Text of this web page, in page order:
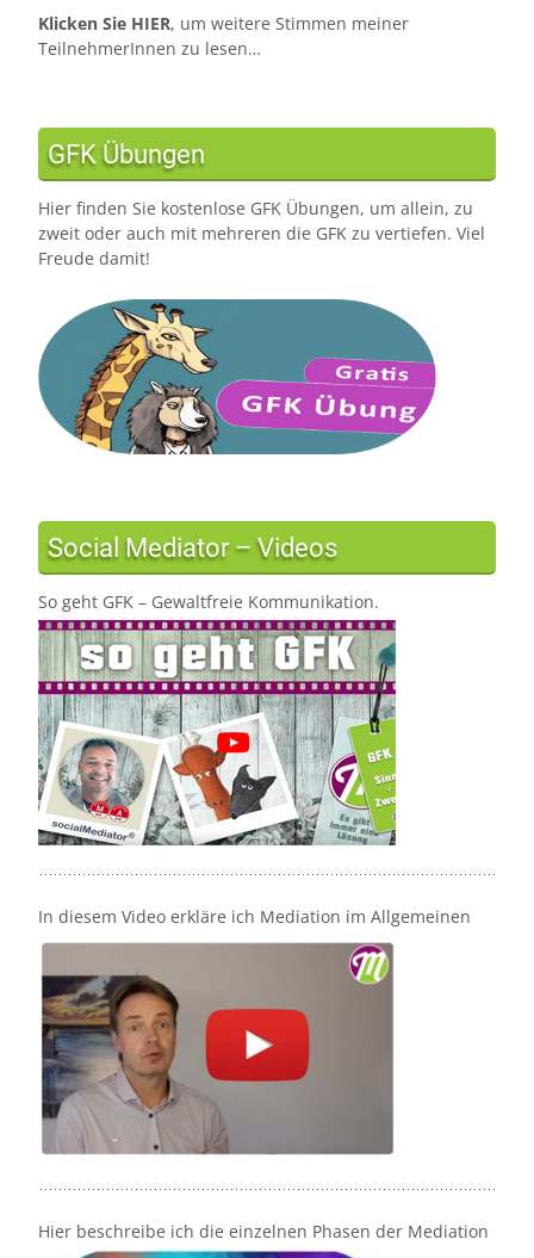
Klicken Sie HIER, um weitere Stimmen meiner
TeilnehmerInnen zu lesen…
GFK Übungen
Hier finden Sie kostenlose GFK Übungen, um allein, zu
zweit oder auch mit mehreren die GFK zu vertiefen. Viel
Freude damit!
Social Mediator – Videos
So geht GFK – Gewaltfreie Kommunikation.
In diesem Video erkläre ich Mediation im Allgemeinen
Hier beschreibe ich die einzelnen Phasen der Mediation